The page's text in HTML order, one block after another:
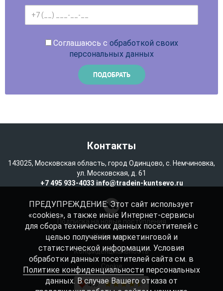
Соглашаюсь с обработкой своих
персональных данных
Контакты
143025, Московская область, город Одинцово, с. Немчиновка,
ул. Московская, д. 61
+7 495 933-4033 info@tradein-kuntsevo.ru
Подписка на новые поступления
Избранное
Конфиденциальность
Cookie
ПРЕДУПРЕЖДЕНИЕ: Этот сайт использует
«cookies», а также иные Интернет-сервисы
для сбора технических данных посетителей с
целью получения маркетинговой и
статистической информации. Условия
обработки данных посетителей сайта см. в
Политике конфиденциальностиперсональных
данных. В случае Вашего отказа от